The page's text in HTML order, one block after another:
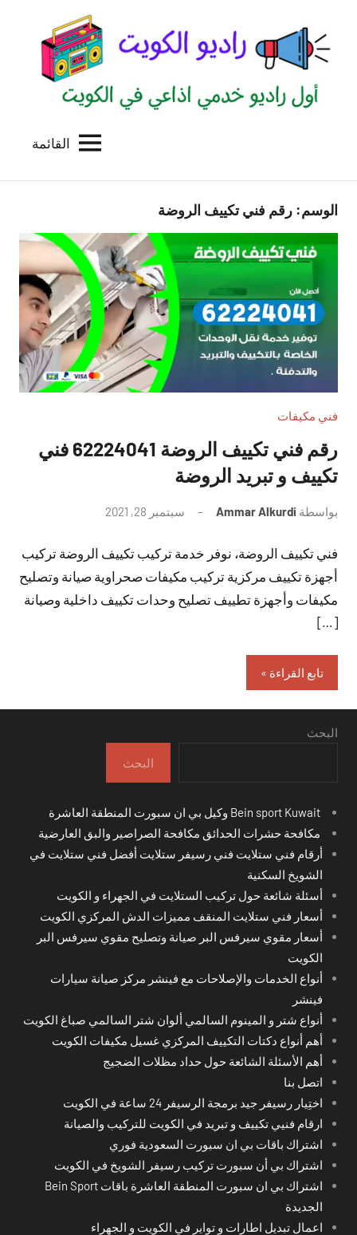
المحتوى
الكويت
للاعلانات
بالكويت
القائمة
الوسم: رقم فني تكييف الروضة
فني مكيفات
رقم فني تكييف الروضة 62224041 فني
تكييف و تبريد الروضة
بواسطة Ammar Alkurdi سبتمبر 28, 2021
تعليقات
فني تكييف الروضة، نوفر خدمة تركيب تكييف الروضة تركيب
أجهزة تكييف مركزية تركيب مكيفات صحراوية صيانة وتصليح
مكيفات وأجهزة تطييف تصليح وحدات تكييف داخلية وصيانة
[…]
تابع القراءة
البحث
البحث
مكافحة حشرات الحدائق مكافحة الصراصير والبق العارضية
أرقام فني ستلايت فني رسيفر ستلايت أفضل فني ستلايت في
الشويخ السكنية
أسئلة شائعة حول تركيب الستلايت في الجهراء و الكويت
أسعار فني ستلايت المنقف مميزات الدش المركزي الكويت
أسعار مقوي سيرفس البر صيانة وتصليح مقوي سيرفس البر
الكويت
أنواع الخدمات والإصلاحات مع فينشر مركز صيانة سيارات
فينشر
أنواع شتر و المينوم السالمي ألوان شتر السالمي صباغ الكويت
أهم أنواع دكتات التكييف المركزي غسيل مكيفات الكويت
أهم الأسئلة الشائعة حول حداد مظلات الضجيج
اتصل بنا
اختِيار رسيفر جيد برمجة الرسيفر 24 ساعة في الكويت
ارقام فنيي تكييف و تبريد في الكويت للتركيب والصيانة
اشتراك باقات بي ان سبورت السعودية فوري
اشتراك بي أن سبورت تركيب رسيفر الشويخ في الكويت
اشتراك بي ان سبورت المنطقة العاشرة باقات Bein Sport
الجديدة
اعمال تبديل اطارات و تواير في الكويت و الجهراء